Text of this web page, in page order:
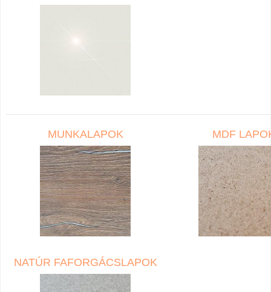
MUNKALAPOK MDF
NATÚR FAFORGÁCSLAPOK